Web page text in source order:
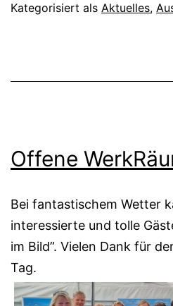
Kategorisiert als Aktuelles,
Offene
Bei fantastischem Wetter
interessierte und tolle
im Bild”. Vielen Dank für
Tag.